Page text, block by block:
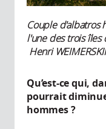
Couple d'albatros
l'une des trois îles
Henri
Qu’est-ce qui,
pourrait
hommes ?